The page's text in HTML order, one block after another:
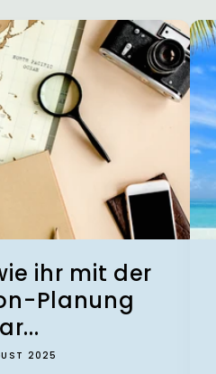
ihr mit der
Planung
2025